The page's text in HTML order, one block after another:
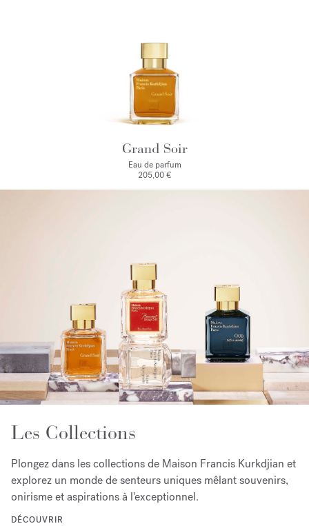
Grand Soir
Eau de parfum
205,00 €
Les Collections
Plongez dans les collections de Maison Francis Kurkdjian et
explorez un monde de senteurs uniques mêlant souvenirs,
onirisme et aspirations à l'exceptionnel.
DÉCOUVRIR